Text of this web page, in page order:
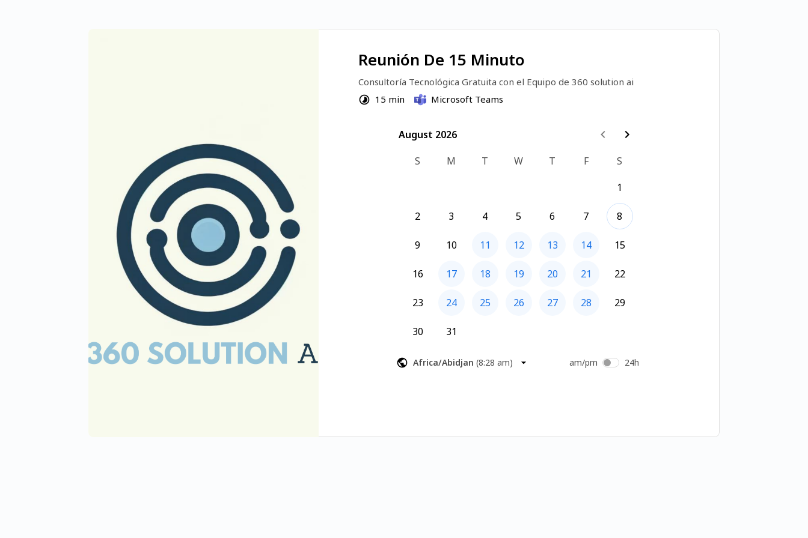
Reunión De 15 Minuto
Consultoría Tecnológica Gratuita con el Equipo de 360 solution ai
15 min
Microsoft Teams
August 2026
August 2026
S
M T W T F
S
1
2 3 4 5 6 7 8
9 10 11 12 13 14 15
16 17 18 19 20 21 22
23 24 25 26 27 28 29
30 31
Africa/Abidjan (8:28 am) am/pm 24h